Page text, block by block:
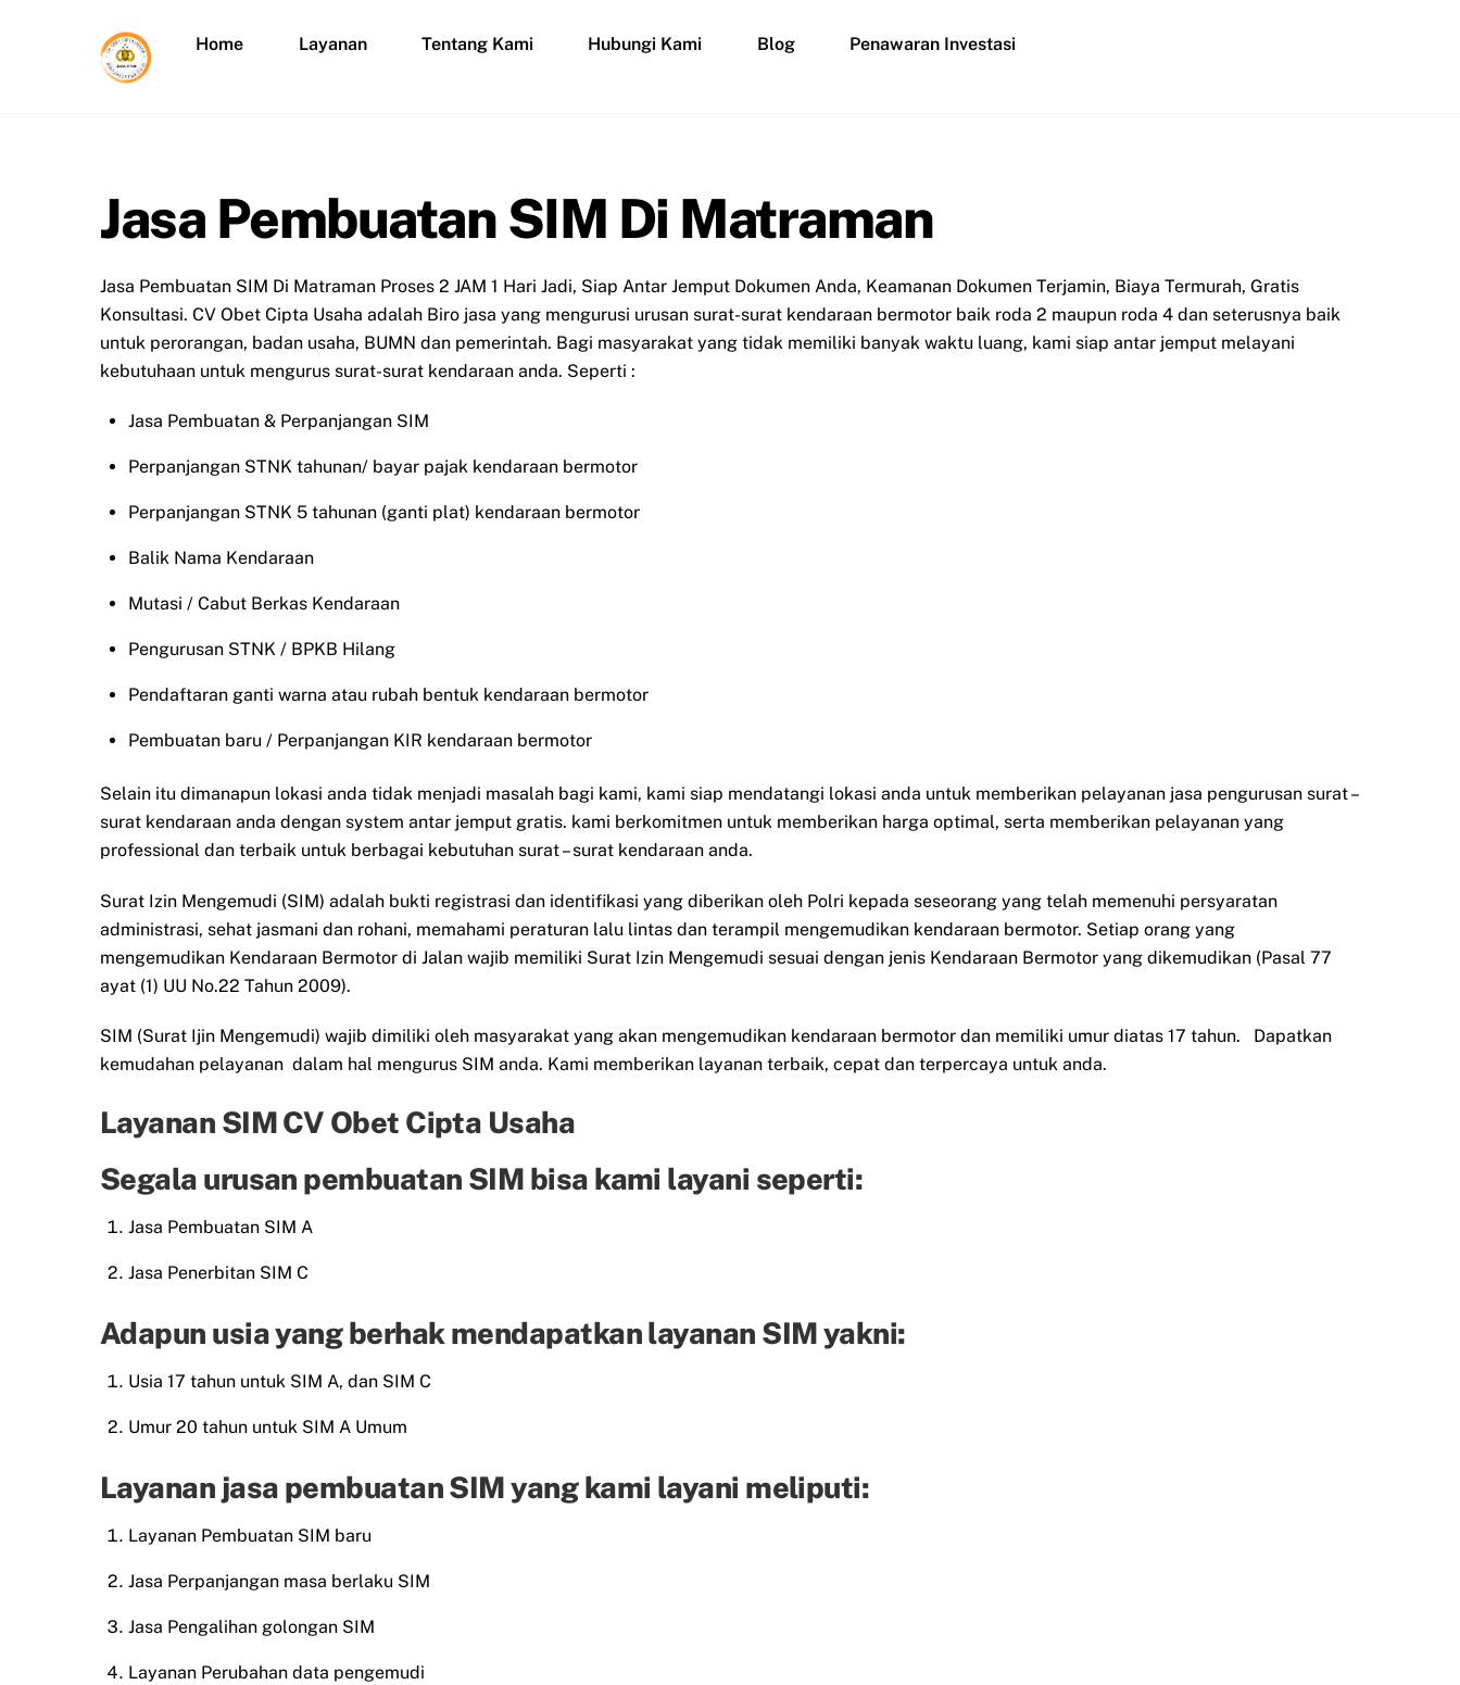
Home Layanan Tentang Kami Hubungi Kami Blog Penawaran Investasi
Jasa Pembuatan SIM Di Matraman
Jasa Pembuatan SIM Di Matraman Proses 2 JAM 1 Hari Jadi, Siap Antar Jemput Dokumen Anda, Keamanan Dokumen Terjamin, Biaya Termurah, Gratis
Konsultasi. CV Obet Cipta Usaha adalah Biro jasa yang mengurusi urusan surat-surat kendaraan bermotor baik roda 2 maupun roda 4 dan seterusnya baik
untuk perorangan, badan usaha, BUMN dan pemerintah. Bagi masyarakat yang tidak memiliki banyak waktu luang, kami siap antar jemput melayani
kebutuhaan untuk mengurus surat-surat kendaraan anda. Seperti :
Jasa Pembuatan & Perpanjangan SIM
Perpanjangan STNK tahunan/ bayar pajak kendaraan bermotor
Perpanjangan STNK 5 tahunan (ganti plat) kendaraan bermotor
Balik Nama Kendaraan
Mutasi / Cabut Berkas Kendaraan
Pengurusan STNK / BPKB Hilang
Pendaftaran ganti warna atau rubah bentuk kendaraan bermotor
Pembuatan baru / Perpanjangan KIR kendaraan bermotor
Selain itu dimanapun lokasi anda tidak menjadi masalah bagi kami, kami siap mendatangi lokasi anda untuk memberikan pelayanan jasa pengurusan surat –
surat kendaraan anda dengan system antar jemput gratis. kami berkomitmen untuk memberikan harga optimal, serta memberikan pelayanan yang
professional dan terbaik untuk berbagai kebutuhan surat – surat kendaraan anda.
Surat Izin Mengemudi (SIM) adalah bukti registrasi dan identifikasi yang diberikan oleh Polri kepada seseorang yang telah memenuhi persyaratan
administrasi, sehat jasmani dan rohani, memahami peraturan lalu lintas dan terampil mengemudikan kendaraan bermotor. Setiap orang yang
mengemudikan Kendaraan Bermotor di Jalan wajib memiliki Surat Izin Mengemudi sesuai dengan jenis Kendaraan Bermotor yang dikemudikan (Pasal 77
ayat (1) UU No.22 Tahun 2009).
SIM (Surat Ijin Mengemudi) wajib dimiliki oleh masyarakat yang akan mengemudikan kendaraan bermotor dan memiliki umur diatas 17 tahun. Dapatkan
kemudahan pelayanan dalam hal mengurus SIM anda. Kami memberikan layanan terbaik, cepat dan terpercaya untuk anda.
Layanan SIM CV Obet Cipta Usaha
Segala urusan pembuatan SIM bisa kami layani seperti:
Jasa Pembuatan SIM A
Jasa Penerbitan SIM C
Adapun usia yang berhak mendapatkan layanan SIM yakni:
Usia 17 tahun untuk SIM A, dan SIM C
Umur 20 tahun untuk SIM A Umum
Layanan jasa pembuatan SIM yang kami layani meliputi:
Layanan Pembuatan SIM baru
Jasa Perpanjangan masa berlaku SIM
Jasa Pengalihan golongan SIM
Layanan Perubahan data pengemudi